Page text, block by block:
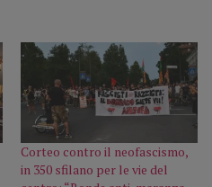
Corteo contro il neofascismo,
in 350 sfilano per le vie del